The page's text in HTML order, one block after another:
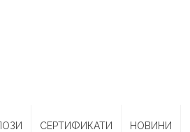
СЕРТИФИКАТИ НОВИНИ